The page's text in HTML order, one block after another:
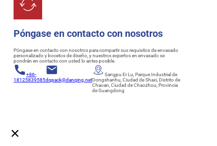
Póngase en contacto con nosotros
Póngase en contacto con nosotros para compartir sus requisitos de envasado
personalizado y bocetos de diseño, y nuestros expertos en envasado se
pondrán en contacto con usted lo antes posible.
+86-
18125839585dqpack@danqing.net
Sangpu Er Lu, Parque Industrial de
Dongshanhu, Ciudad de Shaxi, Distrito de
Chaoan, Ciudad de Chaozhou, Provincia
de Guangdong